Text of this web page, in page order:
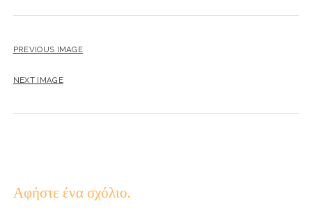
PREVIOUS IMAGE
NEXT IMAGE
Αφήστε ένα σχόλιο.